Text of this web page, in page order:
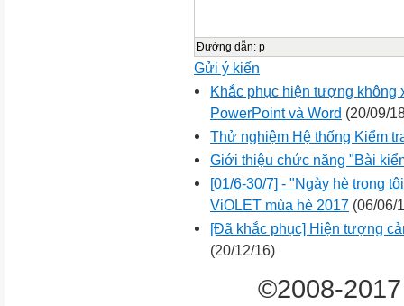
Đường dẫn: p
Gửi ý kiến
Khắc phục hiện tượng không
PowerPoint và Word (20/09/
Thử nghiệm Hệ thống Kiểm
Giới thiệu chức năng "Bài
[01/6-30/7] - "Ngày hè trong
ViOLET mùa hè 2017 (06/06/
[Đã khắc phục] Hiện tượng
(20/12/16)
©2008-